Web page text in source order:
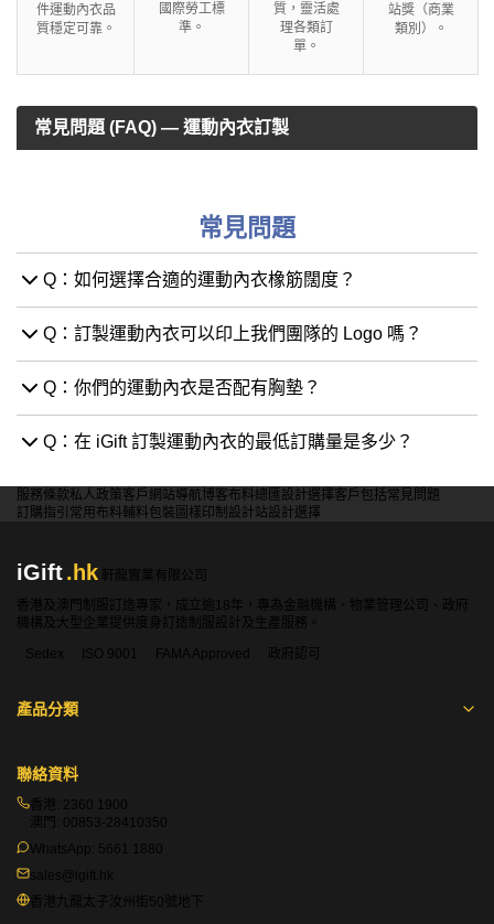
件運動內衣品
質穩定可靠。
國際勞工標
準。
質，靈活處
理各類訂
單。
站獎（商業
類別）。
常見問題 (FAQ) — 運動內衣訂製
常見問題
Q：如何選擇合適的運動內衣橡筋闊度？
Q：訂製運動內衣可以印上我們團隊的 Logo 嗎？
Q：你們的運動內衣是否配有胸墊？
Q：在 iGift 訂製運動內衣的最低訂購量是多少？
服務條款私人政策客戶 網站導航博客布料總匯設計選擇客戶包括常見問題
訂購指引 常用布料輔料包裝 圖樣印制 設計站設計選擇
iGift.hk
軒龍實業有限公司
香港及澳門制服訂造專家，成立逾18年，專為金融機構、物業管理公司、政府
機構及大型企業提供度身訂造制服設計及生產服務。
Sedex
ISO 9001 FAMA Approved 政府認可
產品分類
聯絡資料
香港: 2360 1900
澳門: 00853-28410350
WhatsApp: 5661 1880
sales@igift.hk
香港九龍太子汝州街50號地下